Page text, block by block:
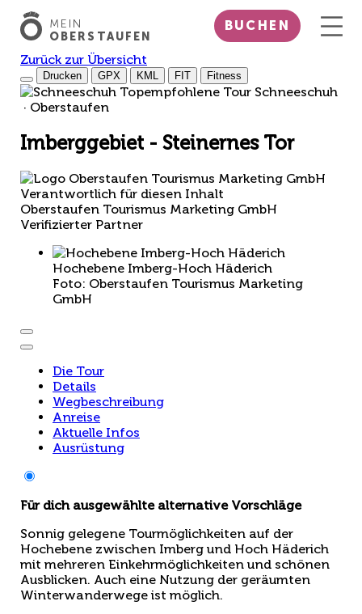
MEIN
OBERSTAUFEN
BUCHEN
Zurück zur Übersicht
Drucken GPX KML FIT Fitness
Topempfohlene Tour Schneeschuh
· Oberstaufen
Imberggebiet - Steinernes Tor
Verantwortlich für diesen Inhalt
Oberstaufen Tourismus Marketing GmbH
Verifizierter Partner
Hochebene Imberg-Hoch Häderich
Foto: Oberstaufen Tourismus Marketing
GmbH
Die Tour
Details
Wegbeschreibung
Anreise
Aktuelle Infos
Ausrüstung
Für dich ausgewählte alternative Vorschläge
Sonnig gelegene Tourmöglichkeiten auf der
Hochebene zwischen Imberg und Hoch Häderich
mit mehreren Einkehrmöglichkeiten und schönen
Ausblicken. Auch eine Nutzung der geräumten
Winterwanderwege ist möglich.